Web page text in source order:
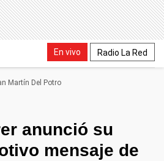
En vivo Radio La Red
Martín Del Potro
anunció su
mensaje de